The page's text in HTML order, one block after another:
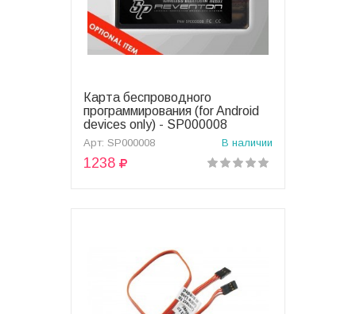
В корзину
Карта беспроводного
программирования (for Android
devices only) - SP000008
Арт: SP000008 В наличии
1238